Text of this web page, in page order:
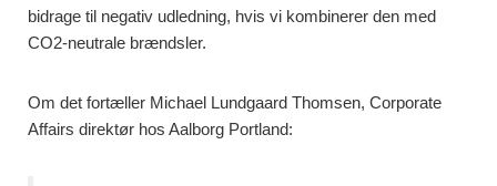
bidrage til negativ udledning, hvis vi kombinerer den med
CO2-neutrale brændsler.
Om det fortæller Michael Lundgaard Thomsen, Corporate
Affairs direktør hos Aalborg Portland: